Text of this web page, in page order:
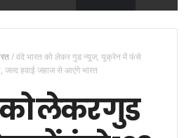
/वंदे भारत को लेकर गुड न्यूज, यूक्रेन में फंसे
जल्द हवाई जहाज से आएंगे भारत
लेकर गुड